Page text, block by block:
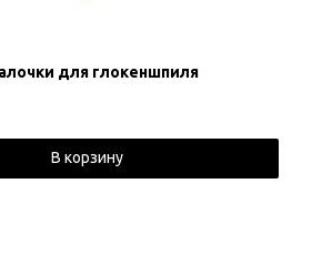
для глокеншпиля
В корзину